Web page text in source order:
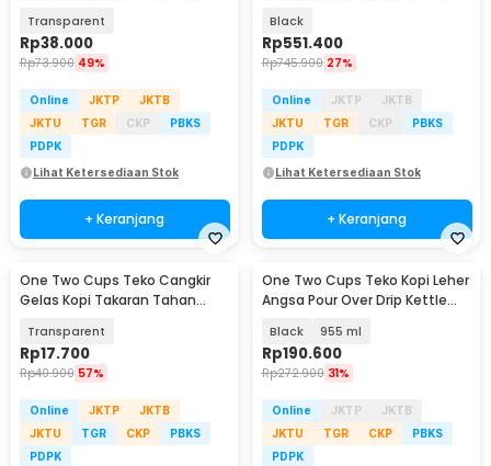
Transparent
Rp38.000
Rp73.900 49%
Online JKTP
JKTB
JKTU
TGR CKP
PBKS
PDPK
Lihat Ketersediaan Stok
+ Keranjang
Black
Rp551.400
Rp745.900 27%
Online JKTP
JKTB
JKTU
TGR CKP
PBKS
PDPK
Lihat Ketersediaan Stok
+ Keranjang
One Two Cups Teko Cangkir
Gelas Kopi Takaran Tahan
Transparent
Rp17.700
Rp40.900 57%
Online JKTP
JKTB
JKTU
TGR CKP
PBKS
PDPK
One Two Cups Teko Kopi Leher
Angsa Pour Over Drip Kettle
Black 955 ml
Rp190.600
Rp272.900 31%
Online JKTP
JKTB
JKTU
TGR CKP
PBKS
PDPK